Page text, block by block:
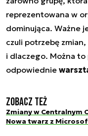
reprezentowana w
dominująca. Ważne
czuli potrzebę
i dlaczego. Można
odpowiednie
Zobacz też
Zmiany w Centralnym
Nowa twarz z